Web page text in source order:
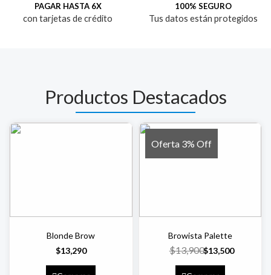
PAGAR HASTA 6X
con tarjetas de crédito
100% SEGURO
Tus datos están protegidos
Productos Destacados
Blonde Brow
$13,290
Oferta 3% Off
Browista Palette
$13,900$13,500